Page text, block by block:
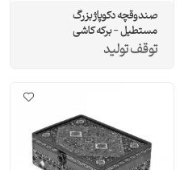
صندوقچه دکوپاژ بزرگ
مستطيل - برکه کاشی
توقف تولید